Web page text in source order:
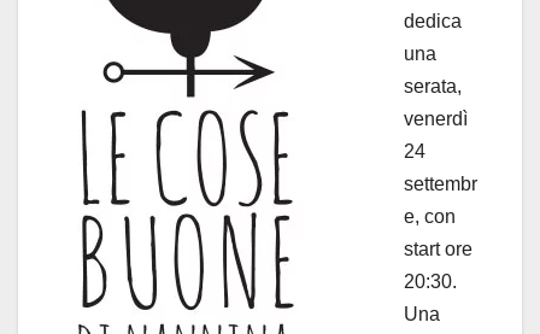
dedica
una
serata,
venerdì
24
settembr
e, con
start ore
20:30.
Una